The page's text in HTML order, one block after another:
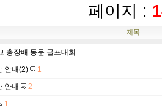
페이지 :
제목
총장배 동문 골프대회
안내(2)
1
안내
2
1